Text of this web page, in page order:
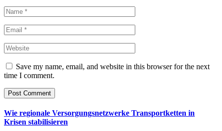
Save my name, email, and website in this browser for the next
time I comment.
Wie regionale Versorgungsnetzwerke Transportketten in
Krisen stabilisieren